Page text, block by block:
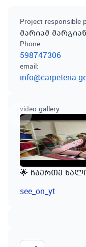
Project responsible
მარიამ
Phone:
598747306
email:
video gallery
🌟 ჩაერთე
see_on_yt